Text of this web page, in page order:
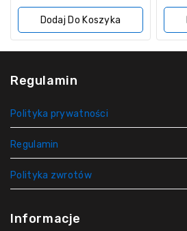
5
Dodaj Do Koszyka
5
Regulamin
Polityka prywatności
Regulamin
Polityka zwrotów
Informacje